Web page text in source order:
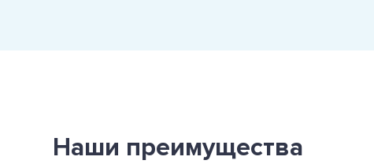
Наши преимущества